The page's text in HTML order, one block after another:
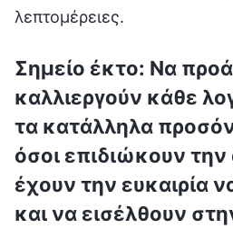
λεπτομέρειες.
Σημείο έκτο: Να
καλλιεργούν κάθε
τα κατάλληλα
όσοι επιδιώκουν την
έχουν την ευκαιρία
και να εισέλθουν